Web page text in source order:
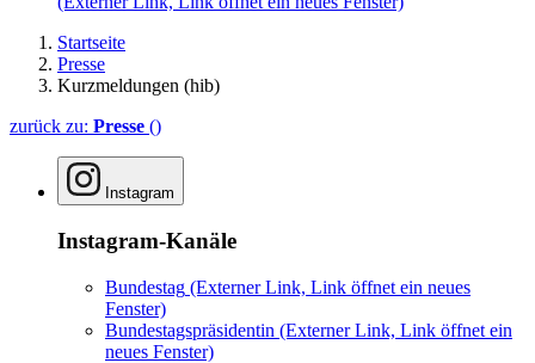
Startseite
Presse
Kurzmeldungen (hib)
zurück zu: Presse ()
Instagram
Instagram-Kanäle
Bundestag (Externer Link, Link öffnet ein neues
Fenster)
Bundestagspräsidentin (Externer Link, Link öffnet ein
neues Fenster)